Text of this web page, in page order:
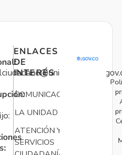
ENLACES
DE
INTERÉS
COMUNICACIONES
LA UNIDAD
ATENCIÓN Y
SERVICIOS